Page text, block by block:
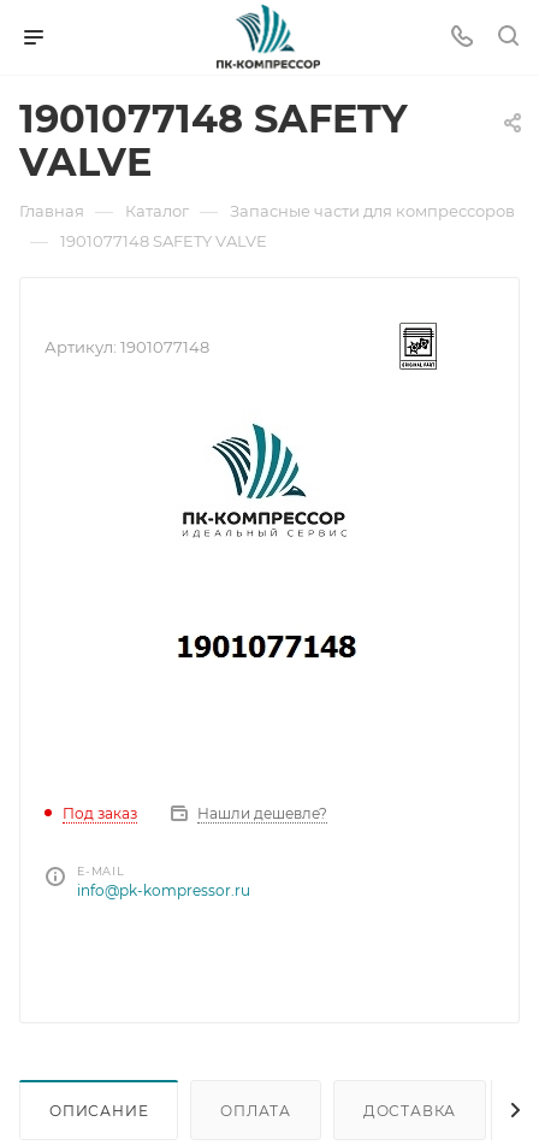
1901077148 SAFETY
VALVE
Главная — Каталог — Запасные части для компрессоров
— 1901077148 SAFETY VALVE
Артикул: 1901077148
Под заказ Нашли дешевле?
E-MAIL
info@pk-kompressor.ru
ОПИСАНИЕ ОПЛАТА ДОСТАВКА